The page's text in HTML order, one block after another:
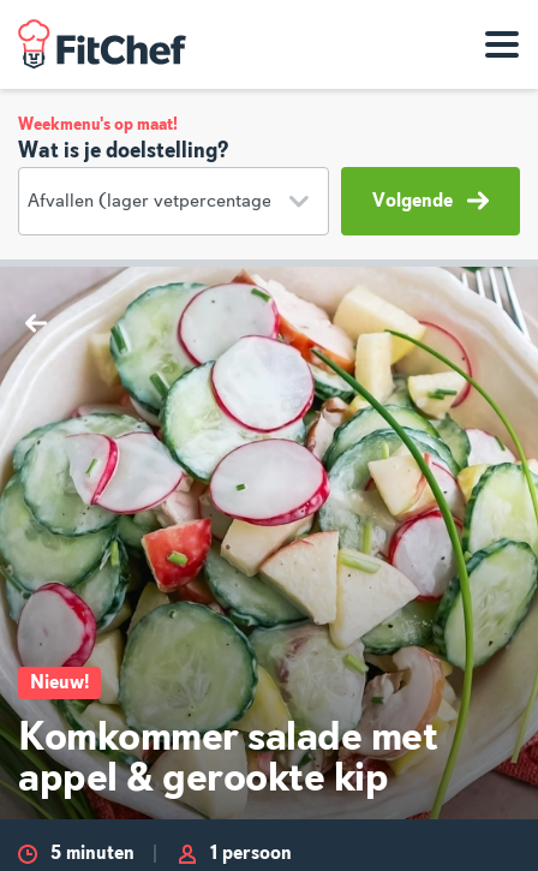
Weekmenu's op maat!
Wat is je doelstelling?
Volgende
Nieuw!
Komkommer salade met
appel & gerookte kip
5 minuten 1 persoon